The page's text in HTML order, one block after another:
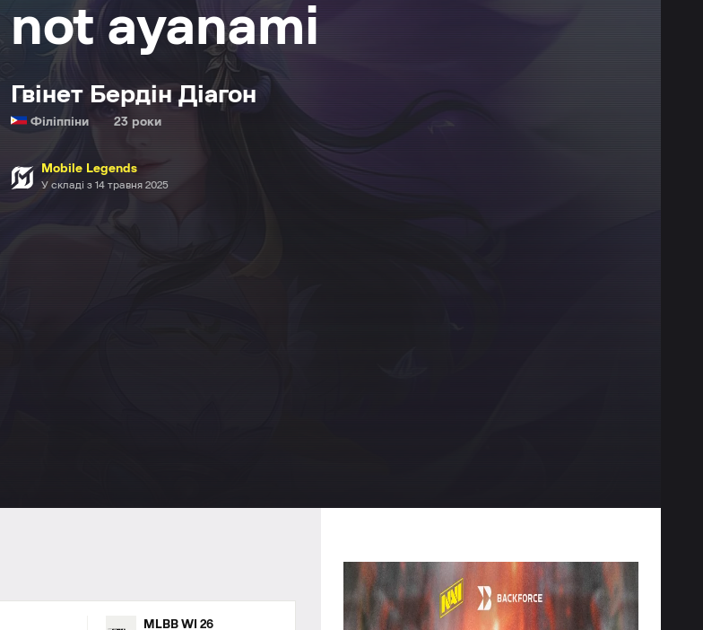
not ayanami
Гвінет Бердін Діагон
Філіппіни 23 роки
Mobile Legends
У складі з 14 травня 2025
MLBB WI 26